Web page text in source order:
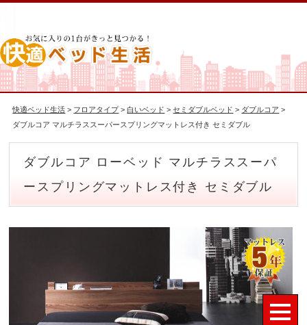
快適ベッド生活 > フロアタイプ >白いベッド >セミダブルベッド > ダブルコア >
ダブルコア マルチラススーパースプリングマットレス付き セミダブル
ダブルコア ローベッド マルチラススーパ
ースプリングマットレス付き セミダブル